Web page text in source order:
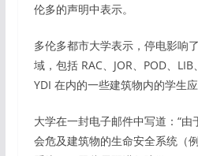
伦多的声明中表示。
多伦多都市大学表示，停电影响
域，包括 RAC、JOR、POD、LIB
YDI 在内的一些建筑物内的学生应
大学在一封电子邮件中写道：“
会危及建筑物的生命安全系统（